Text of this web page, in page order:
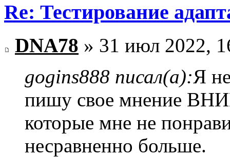
Re: Тестирование
DNA78 » 31 июл 2022,
gogins888 писал(а):Я
пишу свое мнение
которые мне не
несравненно больше.